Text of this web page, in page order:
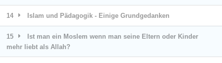
14 Islam und Pädagogik - Einige Grundgedanken
15
Ist man ein Moslem wenn man seine Eltern oder Kinder
mehr liebt als Allah?